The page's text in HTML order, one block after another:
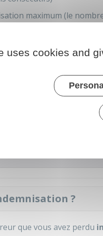
maximum (le
du contrat d'assurance)
indemnité ne vous
d'emploi définit ses propres
il faut comparer à la fois les
?
que vous avez perdu
uses cookies and